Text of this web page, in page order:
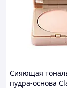
Сияющая
пудра-основа